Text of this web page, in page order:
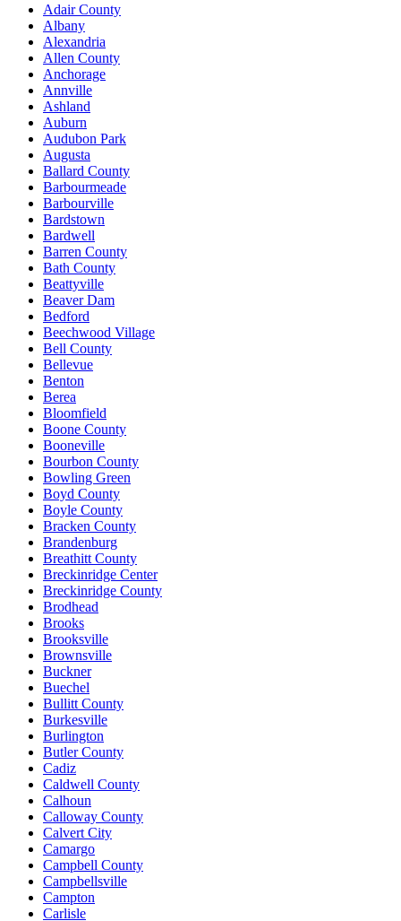
Adair County
Albany
Alexandria
Allen County
Anchorage
Annville
Ashland
Auburn
Audubon Park
Augusta
Ballard County
Barbourmeade
Barbourville
Bardstown
Bardwell
Barren County
Bath County
Beattyville
Beaver Dam
Bedford
Beechwood Village
Bell County
Bellevue
Benton
Berea
Bloomfield
Boone County
Booneville
Bourbon County
Bowling Green
Boyd County
Boyle County
Bracken County
Brandenburg
Breathitt County
Breckinridge Center
Breckinridge County
Brodhead
Brooks
Brooksville
Brownsville
Buckner
Buechel
Bullitt County
Burkesville
Burlington
Butler County
Cadiz
Caldwell County
Calhoun
Calloway County
Calvert City
Camargo
Campbell County
Campbellsville
Campton
Carlisle